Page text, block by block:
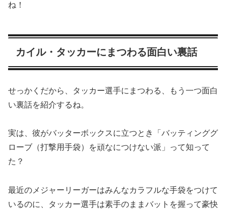
ね！
カイル・タッカーにまつわる面白い裏話
せっかくだから、タッカー選手にまつわる、もう一つ面白
い裏話を紹介するね。
実は、彼がバッターボックスに立つとき「バッティンググ
ローブ（打撃用手袋）を頑なにつけない派」って知って
た？
最近のメジャーリーガーはみんなカラフルな手袋をつけて
いるのに、タッカー選手は素手のままバットを握って豪快